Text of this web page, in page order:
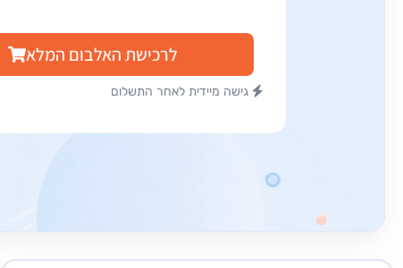
לרכישת האלבום המלא
גישה מיידית לאחר התשלום